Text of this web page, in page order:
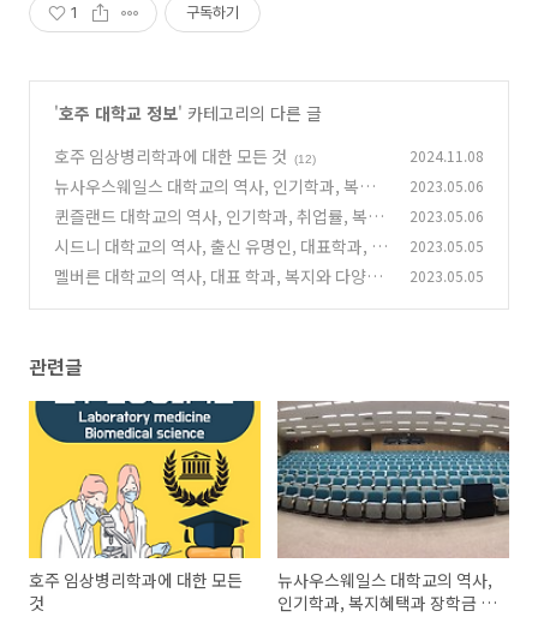
1 구독하기
'호주 대학교 정보' 카테고리의 다른 글
호주 임상병리학과에 대한 모든 것
(12) 2024.11.08
뉴사우스웨일스 대학교의 역사, 인기학과, 복지
혜택과 장학금 정보
(0)
2023.05.06
퀸즐랜드 대학교의 역사, 인기학과, 취업률, 복지
와 혜택
(0)
2023.05.06
시드니 대학교의 역사, 출신 유명인, 대표학과, 복
지와 다양한 혜택
(1)
2023.05.05
멜버른 대학교의 역사, 대표 학과, 복지와 다양한
2023.05.05
관련글
호주 임상병리학과에 대한 모든
것
뉴사우스웨일스 대학교의 역사,
인기학과, 복지혜택과 장학금 정